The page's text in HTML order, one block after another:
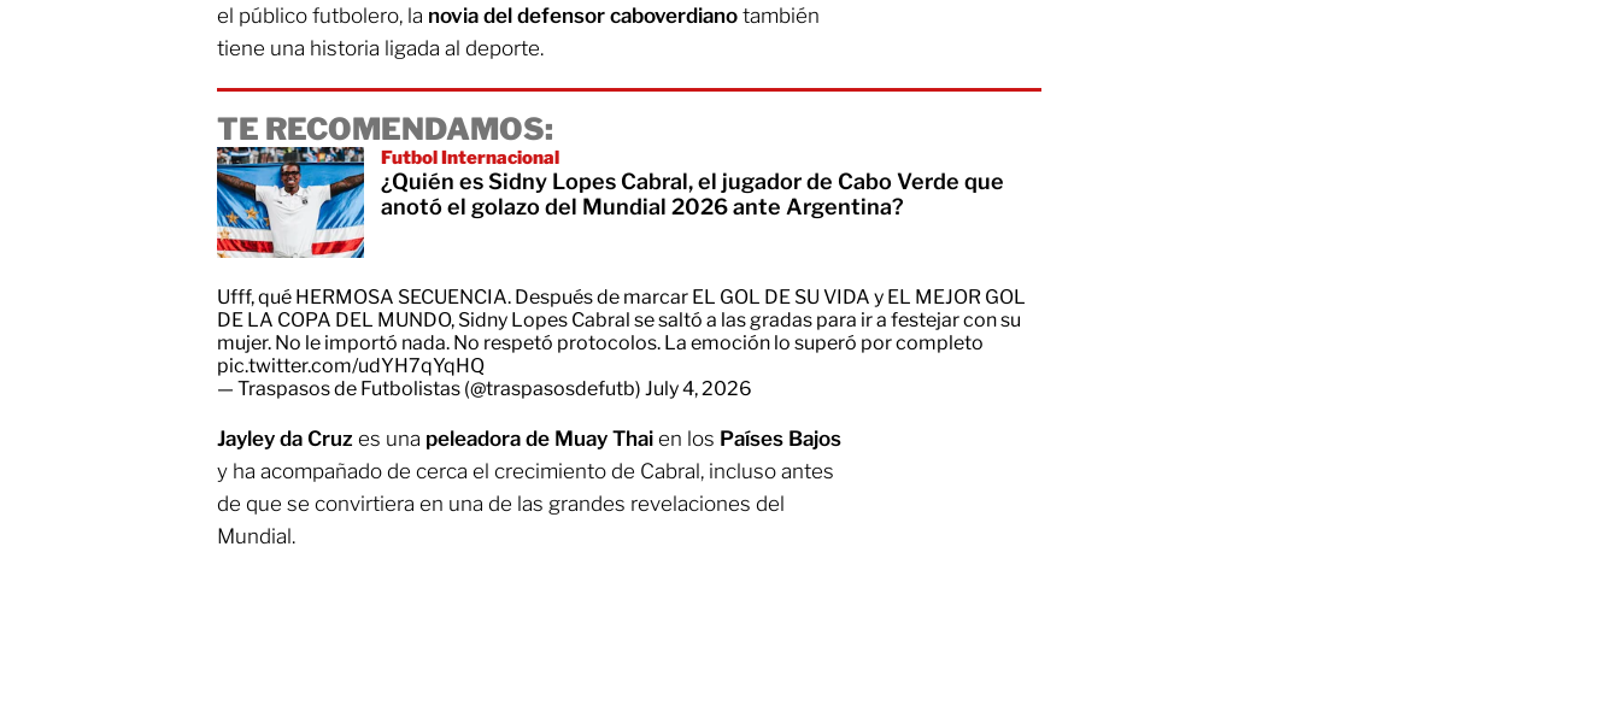
el público futbolero, la novia del defensor caboverdiano también
tiene una historia ligada al deporte.
TE RECOMENDAMOS:
Futbol Internacional
¿Quién es Sidny Lopes Cabral, el jugador de Cabo Verde que
anotó el golazo del Mundial 2026 ante Argentina?
Ufff, qué HERMOSA SECUENCIA. Después de marcar EL GOL DE SU VIDA y EL MEJOR GOL
DE LA COPA DEL MUNDO, Sidny Lopes Cabral se saltó a las gradas para ir a festejar con su
mujer. No le importó nada. No respetó protocolos. La emoción lo superó por completo
pic.twitter.com/udYH7qYqHQ
— Traspasos de Futbolistas (@traspasosdefutb) July 4, 2026
Jayley da Cruz es una peleadora de Muay Thai en los Países Bajos
y ha acompañado de cerca el crecimiento de Cabral, incluso antes
de que se convirtiera en una de las grandes revelaciones del
Mundial.